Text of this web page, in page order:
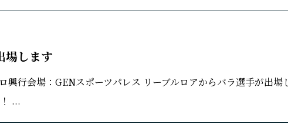
します
興行会場：GENスポーツパレス リーブルロアからバラ選手が出場
...